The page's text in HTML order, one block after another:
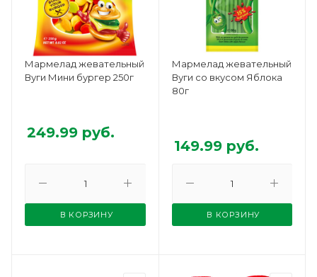
Мармелад жевательный
Вуги Мини бургер 250г
249.99 руб.
В КОРЗИНУ
Мармелад жевательный
Вуги со вкусом Яблока
80г
149.99руб.
В КОРЗИНУ